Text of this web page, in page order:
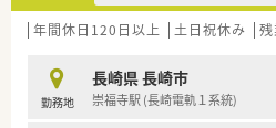
年間休日120日以上 土日祝休み
勤務地
長崎県 長崎市
崇福寺駅 (長崎電軌１系統)